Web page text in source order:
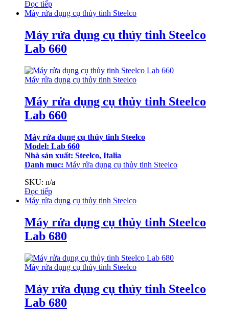
Đọc tiếp
Máy rửa dụng cụ thủy tinh Steelco
Máy rửa dụng cụ thủy tinh Steelco
Lab 660
Máy rửa dụng cụ thủy tinh Steelco
Máy rửa dụng cụ thủy tinh Steelco
Lab 660
Máy rửa dụng cụ thủy tinh Steelco
Model: Lab 660
Nhà sản xuất: Steelco, Italia
Danh mục: Máy rửa dụng cụ thủy tinh Steelco
SKU: n/a
Đọc tiếp
Máy rửa dụng cụ thủy tinh Steelco
Máy rửa dụng cụ thủy tinh Steelco
Lab 680
Máy rửa dụng cụ thủy tinh Steelco
Máy rửa dụng cụ thủy tinh Steelco
Lab 680